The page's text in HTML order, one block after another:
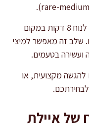
הוציאו את הסטייק מהתנור והניחו לו לנוח 8 דקות במקום
שלב זה מאפשר למיצי
בטעמים.
להגשה מקצועית, או
של איילת